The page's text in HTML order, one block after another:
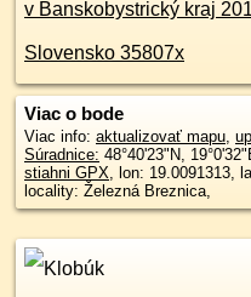
v Banskobystrický kraj
Slovensko 35807x
Viac o bode
Viac info: aktualizovať mapu,
Súradnice: 48°40'23"N,
stiahni GPX, lon: 19.0091313,
locality: Železná Breznica,